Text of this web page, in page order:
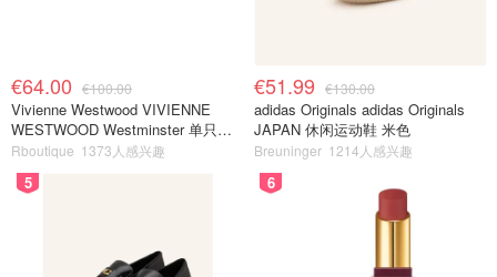
€64.00 €100.00
Vivienne Westwood VIVIENNE
WESTWOOD Westminster 单只耳
环
Rboutique 1373人感兴趣
€51.99 €130.00
adidas Originals adidas Originals
JAPAN 休闲运动鞋 米色
Breuninger 1214人感兴趣
5 6